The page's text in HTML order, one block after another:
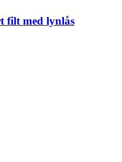
filt med lynlås